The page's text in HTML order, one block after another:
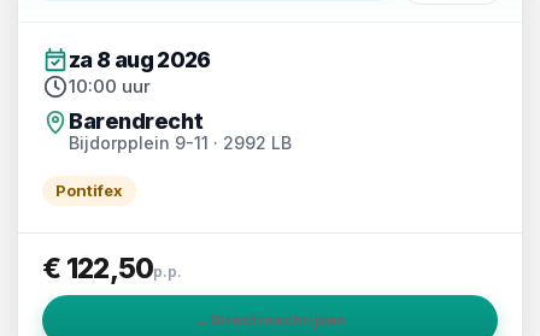
za 8 aug 2026
10:00 uur
Barendrecht
Bijdorpplein 9-11 · 2992 LB
Pontifex
€ 122,50p.p.
→ Direct inschrijven